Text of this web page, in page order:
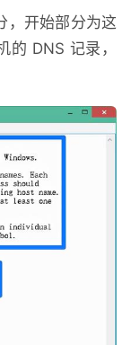
，开始部分为这
的 DNS 记录，